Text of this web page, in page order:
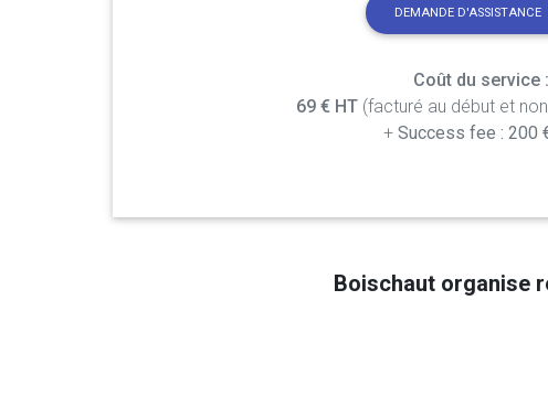
DEMANDE D'ASSISTANCE
Coût du service :
69 € HT(facturé au début et
+ Success fee : 200
Boischaut organise